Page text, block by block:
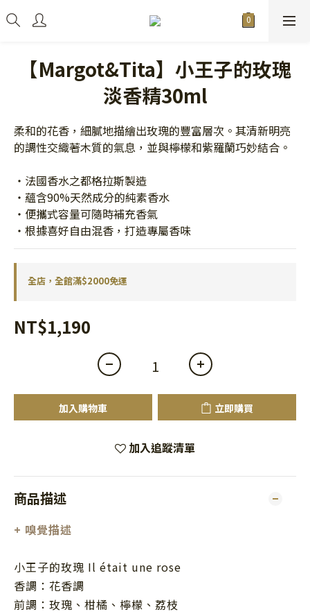
【Margot&Tita】小王子的玫瑰
淡香精30ml
柔和的花香，細膩地描繪出玫瑰的豐富層次。其清新明亮
的調性交織著木質的氣息，並與檸檬和紫羅蘭巧妙結合。
・法國香水之都格拉斯製造
・蘊含90%天然成分的純素香水
・便攜式容量可隨時補充香氣
・根據喜好自由混香，打造專屬香味
全店，全館滿$2000免運
NT$1,190
加入購物車 立即購買
加入追蹤清單
商品描述
+ 嗅覺描述
小王子的玫瑰 Il était une rose
香調：花香調
前調：玫瑰、柑橘、檸檬、荔枝